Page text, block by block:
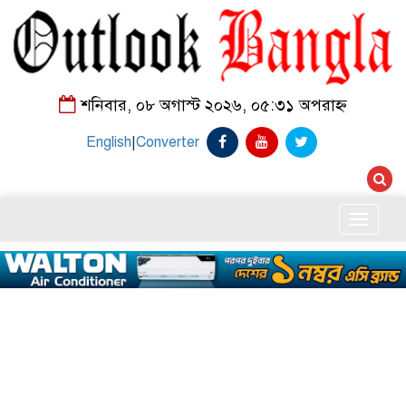
শনিবার, ০৮ অগাস্ট ২০২৬, ০৫:৩১ অপরাহ্ন
English|Converter